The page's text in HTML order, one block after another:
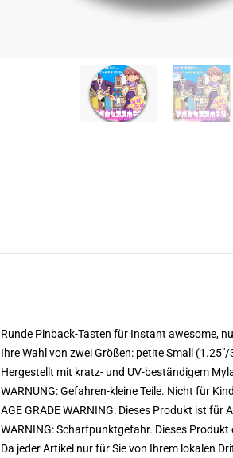
Runde Pinback-Tasten für Instant awesome,
Ihre Wahl von zwei Größen: petite Small
Hergestellt mit kratz- und UV-beständigem
WARNUNG: Gefahren-kleine Teile. Nicht für
AGE GRADE WARNING: Dieses Produkt ist für
WARNING: Scharfpunktgefahr. Dieses
Da jeder Artikel nur für Sie von Ihrem lokalen